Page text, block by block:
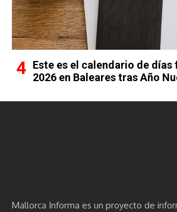
Este es el calendario de días
2026 en Baleares tras Año
Mallorca Informa es un proyecto de